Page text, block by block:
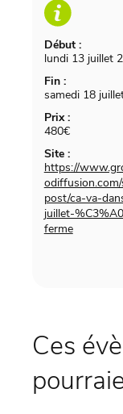
Début :
lundi 13 juillet
Fin :
samedi 18
Prix :
480€
Site :
https://
post/ca-va-
juillet-
ferme
Ces